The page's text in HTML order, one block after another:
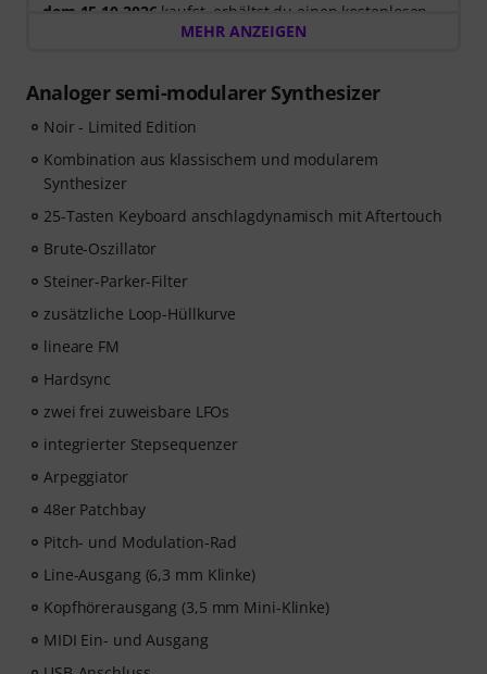
dem 15.10.2026 kaufst, erhältst du einen kostenlosen
30-tägigen Testzugang für die Vollversion von
Synth-Programmierung.
Anstatt nur Videos anzuschauen, baust du Leads,
Bässe, Pads und mehr selbst nach. Erhalte direktes
Feedback, während du lernst, wie Oszillatoren, Filter,
Modulation und Effekte zusammenwirken, um echte
wird nach deiner Bestellung automatisch per E-Mail
versendet. Keine Kreditkarte erforderlich. Der
Testzugang endet nach Ablauf automatisch. Bitte
ist.
MEHR ANZEIGEN
Analoger semi-modularer Synthesizer
Noir - Limited Edition
Kombination aus klassischem und modularem
Synthesizer
25-Tasten Keyboard anschlagdynamisch mit Aftertouch
Brute-Oszillator
Steiner-Parker-Filter
zusätzliche Loop-Hüllkurve
lineare FM
Hardsync
zwei frei zuweisbare LFOs
integrierter Stepsequenzer
Arpeggiator
48er Patchbay
Pitch- und Modulation-Rad
Line-Ausgang (6,3 mm Klinke)
Kopfhörerausgang (3,5 mm Mini-Klinke)
MIDI Ein- und Ausgang